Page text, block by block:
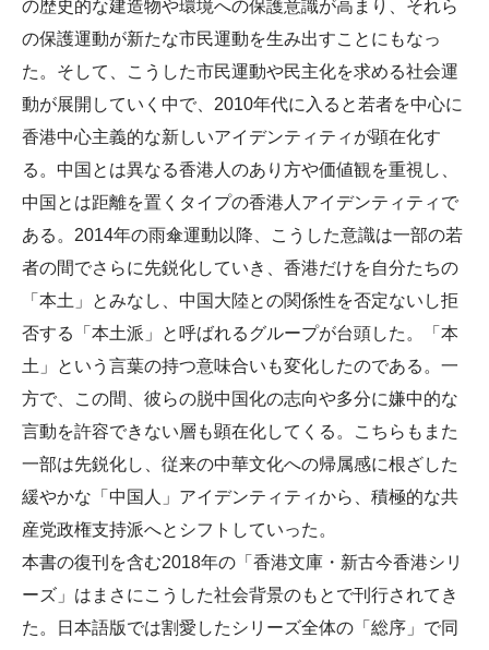
の歴史的な建造物や環境への保護意識が高まり、それら
の保護運動が新たな市民運動を生み出すことにもなっ
た。そして、こうした市民運動や民主化を求める社会運
動が展開していく中で、2010年代に入ると若者を中心に
香港中心主義的な新しいアイデンティティが顕在化す
る。中国とは異なる香港人のあり方や価値観を重視し、
中国とは距離を置くタイプの香港人アイデンティティで
ある。2014年の雨傘運動以降、こうした意識は一部の若
者の間でさらに先鋭化していき、香港だけを自分たちの
「本土」とみなし、中国大陸との関係性を否定ないし拒
否する「本土派」と呼ばれるグループが台頭した。「本
土」という言葉の持つ意味合いも変化したのである。一
方で、この間、彼らの脱中国化の志向や多分に嫌中的な
言動を許容できない層も顕在化してくる。こちらもまた
一部は先鋭化し、従来の中華文化への帰属感に根ざした
緩やかな「中国人」アイデンティティから、積極的な共
産党政権支持派へとシフトしていった。
本書の復刊を含む2018年の「香港文庫・新古今香港シリ
ーズ」はまさにこうした社会背景のもとで刊行されてき
た。日本語版では割愛したシリーズ全体の「総序」で同